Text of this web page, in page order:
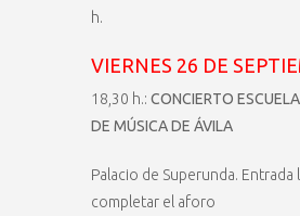
h.
VIERNES 26 DE
18,30 h.: CONCIERTO
DE MÚSICA DE ÁVILA
Palacio de Superunda. Entrada
completar el aforo